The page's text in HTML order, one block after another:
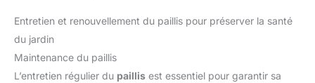
Entretien et renouvellement du paillis pour préserver la santé
du jardin
Maintenance du paillis
L’entretien régulier du paillis est essentiel pour garantir sa